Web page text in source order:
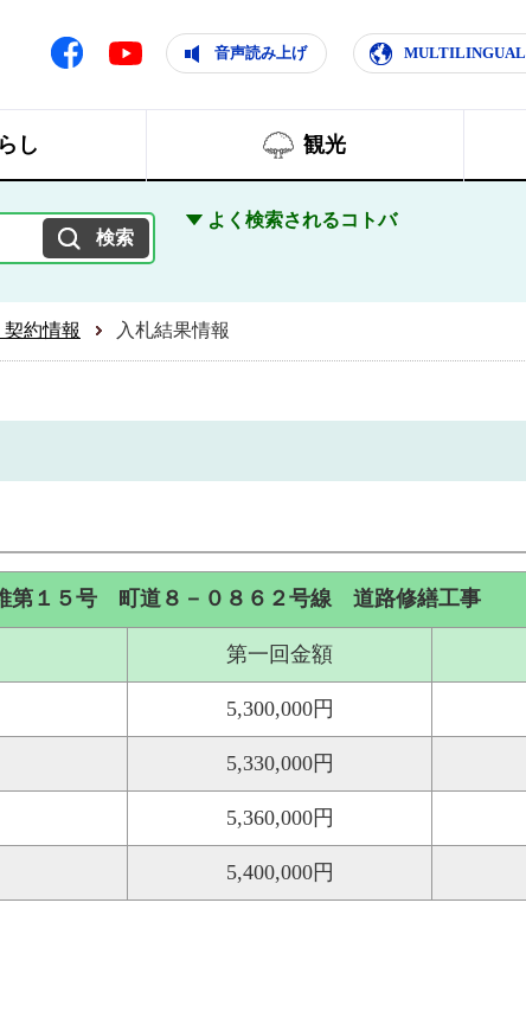
いともに輝く住みよいまち
Facebook Youtube 音声読み上げ MULTILINGUAL
し 観光
よく検索されるコトバ
契約情報 入札結果情報
第１５号 町道８－０８６２号線 道路修繕工事
第一回金額
5,300,000円
5,330,000円
5,360,000円
5,400,000円